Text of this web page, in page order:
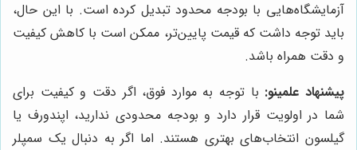
آزمایشگاه‌هایی با بودجه محدود تبدیل کرده است. با این حال،
باید توجه داشت که قیمت پایین‌تر، ممکن است با کاهش کیفیت
و دقت همراه باشد.
پیشنهاد علمینو: با توجه به موارد فوق، اگر دقت و کیفیت برای
شما در اولویت قرار دارد و بودجه محدودی ندارید، اپندورف یا
گیلسون انتخاب‌های بهتری هستند. اما اگر به دنبال یک سمپلر